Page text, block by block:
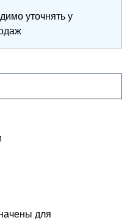
уточнять у
для